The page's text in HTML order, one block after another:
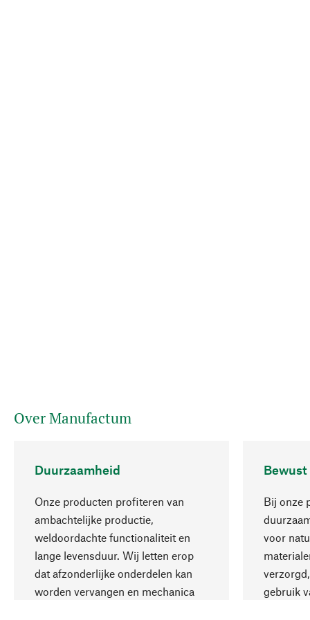
Over Manufactum
Duurzaamheid
Onze producten profiteren van
ambachtelijke productie,
weldoordachte functionaliteit en
lange levensduur. Wij letten erop
dat afzonderlijke onderdelen kan
worden vervangen en mechanica
Bewust
Bij onze
voor
gebruik